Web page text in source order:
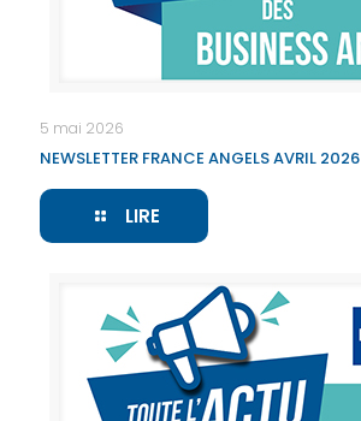
5 mai 2026
NEWSLETTER FRANCE ANGELS AVRIL 2026
LIRE